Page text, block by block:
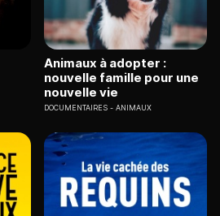
Animaux à adopter :
nouvelle famille pour une
nouvelle vie
DOCUMENTAIRES ANIMAUX